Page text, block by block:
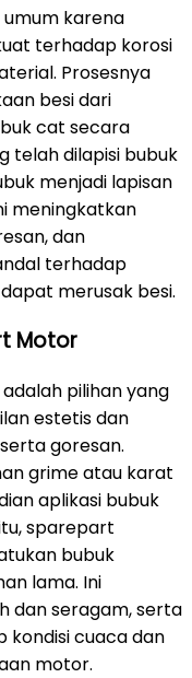
karena
terhadap korosi
Prosesnya
besi dari
cat secara
telah dilapisi bubuk
menjadi lapisan
meningkatkan
dan
terhadap
merusak besi.
Motor
pilihan yang
estetis dan
goresan.
grime atau karat
aplikasi bubuk
sparepart
bubuk
lama. Ini
dan seragam, serta
cuaca dan
motor.